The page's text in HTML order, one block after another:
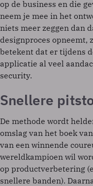
op de business en die
neem je mee in het
niets meer zeggen dan
designproces opneemt,
betekent dat er tijdens
applicatie al veel
security.
Snellere
De methode wordt
omslag van het boek
van een winnende
wereldkampioen wil
op productverbetering
snellere banden).